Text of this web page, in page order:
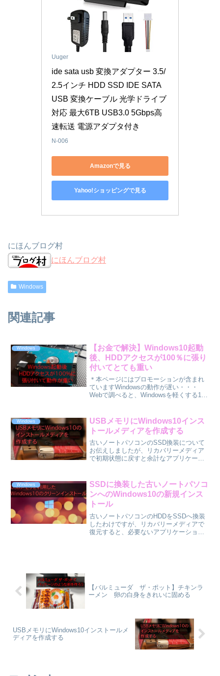
Uuger
ide sata usb 変換アダプター 3.5/
2.5インチ HDD SSD IDE SATA
USB 変換ケーブル 光学ドライブ
対応 最大6TB USB3.0 5Gbps高
速転送 電源アダプタ付き
N-006
Amazonで見る
Yahoo!ショッピングで見る
にほんブログ村
にほんブログ村
Windows
関連記事
Windows
【お金で解決】Windows10起動
後、HDDアクセスが100％に張り
付いてとても重い
＊本ページにはプロモーションが含まれ
ていますWindowsの動作が遅い・・・
Webで調べると、Windowsを軽くする15
すよね？私はMacをメインで使っている
ので、W...
Windows
USBメモリにWindows10インス
トールメディアを作成する
古いノートパソコンのSSD換装について
お伝えしましたが、リカバリーメディア
で初期状態に戻すと余計なアプリケーシ
のアプリケーションが動いていたりし
て、メモリを占有したり...
Windows
SSDに換装した古いノートパソコ
ンへのWindows10の新規インス
トール
古いノートパソコンのHDDをSSDへ換装
したわけですが、リカバリーメディアで
復元すると、必要ないアプリケーション
【バルミューダ ザ・ポット】チキンラ
ーメン 卵の白身をきれいに固める
USBメモリにWindows10インストールメ
ディアを作成する